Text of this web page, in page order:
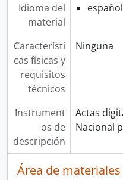
Idioma del
material
Característi
cas físicas y
requisitos
técnicos
Ninguna
Instrument
os de
descripción
Actas
Nacional
Área de